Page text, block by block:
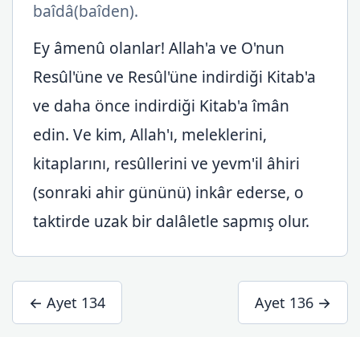
baîdâ(baîden).
Ey âmenû olanlar! Allah'a ve O'nun
Resûl'üne ve Resûl'üne indirdiği Kitab'a
ve daha önce indirdiği Kitab'a îmân
edin. Ve kim, Allah'ı, meleklerini,
kitaplarını, resûllerini ve yevm'il âhiri
(sonraki ahir gününü) inkâr ederse, o
taktirde uzak bir dalâletle sapmış olur.
← Ayet 134 Ayet 136 →